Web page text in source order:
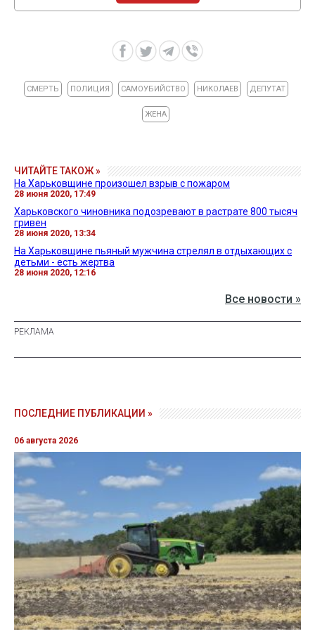
СМЕРТЬ ПОЛИЦИЯ САМОУБИЙСТВО НИКОЛАЕВ ДЕПУТАТ
ЖЕНА
ЧИТАЙТЕ ТАКОЖ »
На Харьковщине произошел взрыв с пожаром
28 июня 2020, 17:49
Харьковского чиновника подозревают в растрате 800 тысяч
гривен
28 июня 2020, 13:34
На Харьковщине пьяный мужчина стрелял в отдыхающих с
детьми - есть жертва
28 июня 2020, 12:16
Все новости »
ПОСЛЕДНИЕ ПУБЛИКАЦИИ »
06 августа 2026